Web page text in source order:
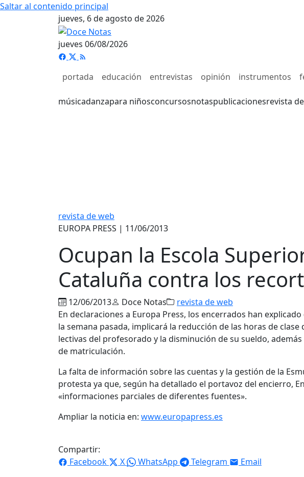
Saltar al contenido principal
jueves, 6 de agosto de 2026
jueves 06/08/2026
portada educación entrevistas opinión instrumentos
músicadanzapara niñosconcursosnotaspublicacionesrevista
revista de web
EUROPA PRESS | 11/06/2013
Ocupan la Escola
Cataluña contra los
12/06/2013 Doce Notas
revista de web
En declaraciones a Europa Press, los encerrados han
la semana pasada, implicará la reducción de las horas de
lectivas del profesorado y la disminución de su sueldo,
de matriculación.
La falta de información sobre las cuentas y la gestión de la
protesta ya que, según ha detallado el portavoz del encierro,
«informaciones parciales de diferentes fuentes».
Ampliar la noticia en: www.europapress.es
Compartir:
Facebook
X WhatsApp Telegram Email